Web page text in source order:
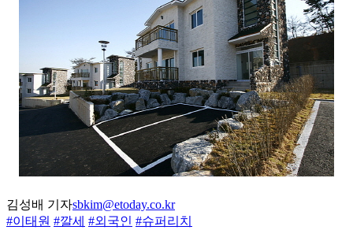
김성배 기자sbkim@etoday.co.kr
#이태원 #깔세 #외국인 #슈퍼리치